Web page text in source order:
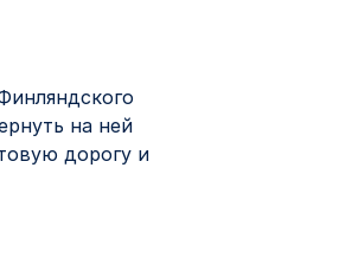
на ней
дорогу и